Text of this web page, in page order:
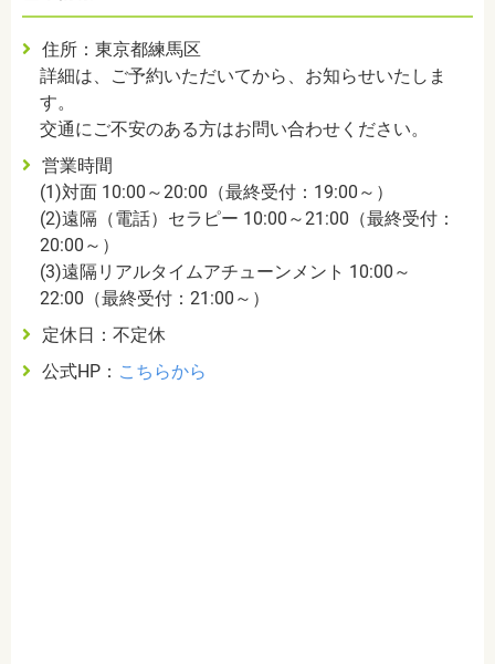
住所：東京都練馬区
詳細は、ご予約いただいてから、お知らせいたしま
す。
交通にご不安のある方はお問い合わせください。
営業時間
(1)対面 10:00～20:00（最終受付：19:00～）
(2)遠隔（電話）セラピー 10:00～21:00（最終受付：
20:00～）
(3)遠隔リアルタイムアチューンメント 10:00～
22:00（最終受付：21:00～）
定休日：不定休
公式HP： こちらから